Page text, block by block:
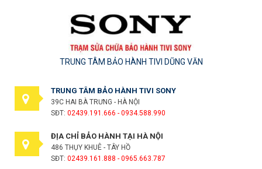
TRUNG TÂM BẢO HÀNH TIVI DŨNG VĂN
TRUNG TÂM BẢO HÀNH TIVI SONY
39C HAI BÀ TRƯNG - HÀ NỘI
SĐT: 02439.191.666 - 0934.588.990
ĐỊA CHỈ BẢO HÀNH TẠI HÀ NỘI
486 THỤY KHUÊ - TÂY HỒ
SĐT: 02439.161.888 - 0965.663.787